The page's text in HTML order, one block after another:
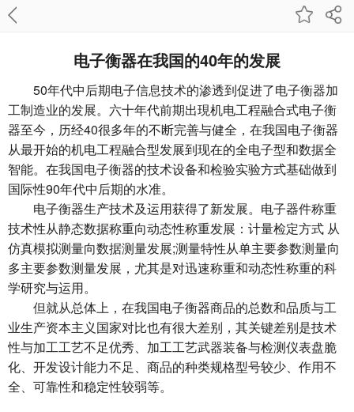
电子衡器在我国的40年的发展
50年代中后期电子信息技术的渗透到促进了电子衡器加
工制造业的发展。六十年代前期出現机电工程融合式电子衡
器至今，历经40很多年的不断完善与健全，在我国电子衡器
从最开始的机电工程融合型发展到现在的全电子型和数据全
智能。在我国电子衡器的技术设备和检验实验方式基础做到
国际性90年代中后期的水准。
电子衡器生产技术及运用获得了新发展。电子器件称重
技术性从静态数据称重向动态性称重发展：计量检定方式 从
仿真模拟测量向数据测量发展;测量特性从单主要参数测量向
多主要参数测量发展，尤其是对迅速称重和动态性称重的科
学研究与运用。
但就从总体上，在我国电子衡器商品的总数和品质与工
业生产资本主义国家对比也有很大差别，其关键差别是技术
性与加工工艺不足优秀、加工工艺武器装备与检测仪表盘脆
化、开发设计能力不足、商品的种类规格型号较少、作用不
全、可靠性和稳定性较弱等。